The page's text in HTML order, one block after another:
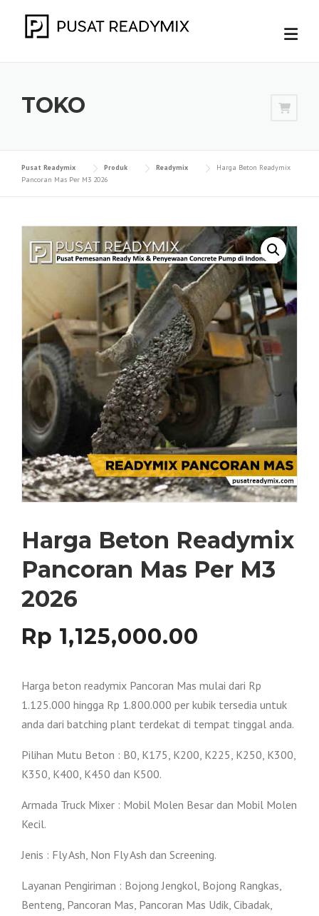
TOKO
Pusat Readymix Produk Readymix
Harga Beton Readymix
Pancoran Mas Per M3 2026
Harga Beton Readymix
Pancoran Mas Per M3
2026
Rp 1,125,000.00
Harga beton readymix Pancoran Mas mulai dari Rp
1.125.000 hingga Rp 1.800.000 per kubik tersedia untuk
anda dari batching plant terdekat di tempat tinggal anda.
Pilihan Mutu Beton : B0, K175, K200, K225, K250, K300,
K350, K400, K450 dan K500.
Armada Truck Mixer : Mobil Molen Besar dan Mobil Molen
Kecil.
Jenis : Fly Ash, Non Fly Ash dan Screening.
Layanan Pengiriman : Bojong Jengkol, Bojong Rangkas,
Benteng, Pancoran Mas, Pancoran Mas Udik, Cibadak,